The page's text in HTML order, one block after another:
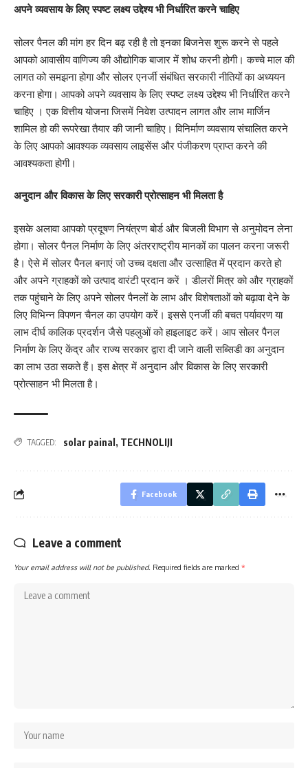
अपने व्यवसाय के लिए स्पष्ट लक्ष्य उद्देश्य भी निर्धारित करने चाहिए
सोलर पैनल की मांग हर दिन बढ़ रही है तो इनका बिजनेस शुरू करने से पहले
आपको आवासीय वाणिज्य की औद्योगिक बाजार में शोध करनी होगी। कच्चे माल की
लागत को समझना होगा और सोलर एनर्जी संबंधित सरकारी नीतियों का अध्ययन
करना होगा। आपको अपने व्यवसाय के लिए स्पष्ट लक्ष्य उद्देश्य भी निर्धारित करने
चाहिए । एक वित्तीय योजना जिसमें निवेश उत्पादन लागत और लाभ मार्जिन
शामिल हो की रूपरेखा तैयार की जानी चाहिए। विनिर्माण व्यवसाय संचालित करने
के लिए आपको आवश्यक व्यवसाय लाइसेंस और पंजीकरण प्राप्त करने की
आवश्यकता होगी।
अनुदान और विकास के लिए सरकारी प्रोत्साहन भी मिलता है
इसके अलावा आपको प्रदूषण नियंत्रण बोर्ड और बिजली विभाग से अनुमोदन लेना
होगा। सोलर पैनल निर्माण के लिए अंतरराष्ट्रीय मानकों का पालन करना जरूरी
है। ऐसे में सोलर पैनल बनाएं जो उच्च दक्षता और उत्साहित में प्रदान करते हो
और अपने ग्राहकों को उत्पाद वारंटी प्रदान करें । डीलरों मित्र को और ग्राहकों
तक पहुंचाने के लिए अपने सोलर पैनलों के लाभ और विशेषताओं को बढ़ावा देने के
लिए विभिन्न विपणन चैनल का उपयोग करें। इससे एनर्जी की बचत पर्यावरण या
लाभ दीर्घ कालिक प्रदर्शन जैसे पहलुओं को हाइलाइट करें। आप सोलर पैनल
निर्माण के लिए केंद्र और राज्य सरकार द्वारा दी जाने वाली सब्सिडी का अनुदान
का लाभ उठा सकते हैं। इस क्षेत्र में अनुदान और विकास के लिए सरकारी
प्रोत्साहन भी मिलता है।
TAGGED: solar painal , TECHNOLIJI
Facebook
Leave a comment
Your email address will not be published. Required fields are marked *